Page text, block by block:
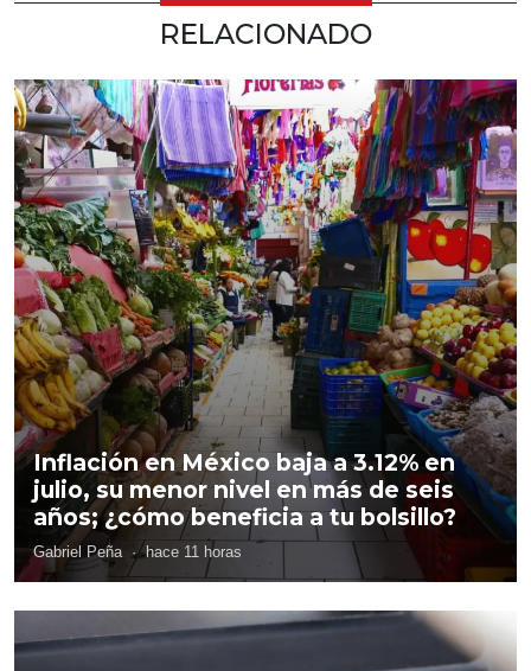
RELACIONADO
Inflación en México baja a 3.12% en
julio, su menor nivel en más de seis
años; ¿cómo beneficia a tu bolsillo?
Gabriel Peña · hace 11 horas